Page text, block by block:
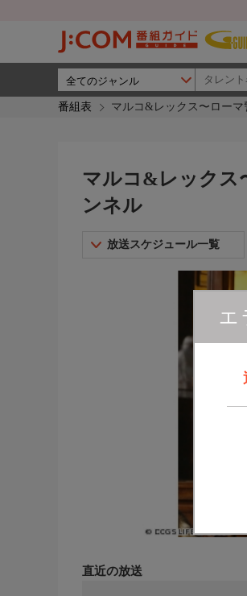
番組表 マルコ&レックス〜ロー
エ
マルコ&レックス
ンネル
放送スケジュール一覧
直近の放送